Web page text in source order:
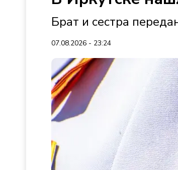
Брат и сестра
07.08.2026 - 23:24